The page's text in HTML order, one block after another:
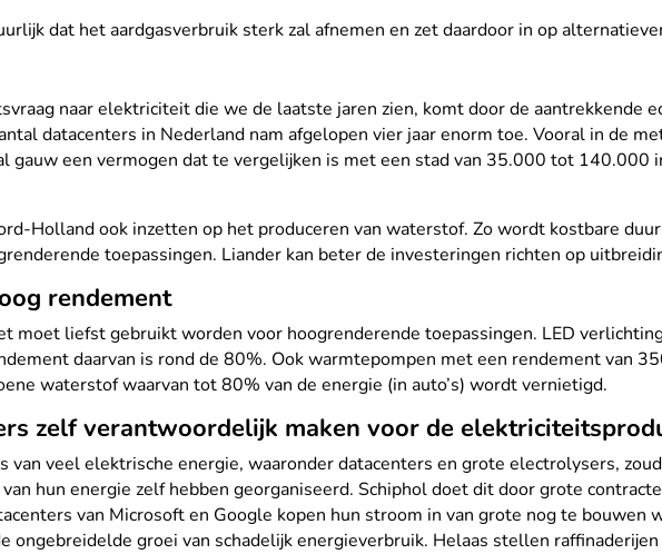
dat het aardgasverbruik sterk zal afnemen en zet daardoor in op
naar elektriciteit die we de laatste jaren zien, komt door de aantrekkende
datacenters in Nederland nam afgelopen vier jaar enorm toe. Vooral in de
gauw een vermogen dat te vergelijken is met een stad van 35.000 tot 140.000
Holland ook inzetten op het produceren van waterstof. Zo wordt kostbare
toepassingen. Liander kan beter de investeringen richten op
rendement
moet liefst gebruikt worden voor hoogrenderende toepassingen. LED
daarvan is rond de 80%. Ook warmtepompen met een rendement van
waterstof waarvan tot 80% van de energie (in auto’s) wordt vernietigd.
zelf verantwoordelijk maken voor de
van veel elektrische energie, waaronder datacenters en grote electrolysers,
hun energie zelf hebben georganiseerd. Schiphol doet dit door grote
van Microsoft en Google kopen hun stroom in van grote nog te bouwen
ongebreidelde groei van schadelijk energieverbruik. Helaas stellen